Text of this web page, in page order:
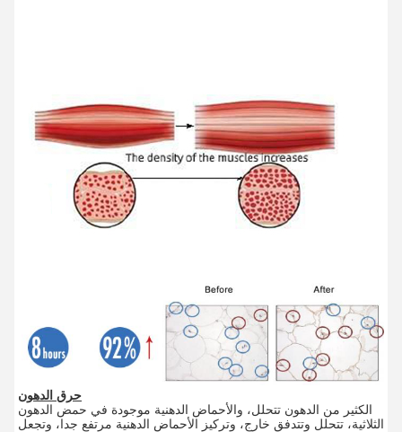
حرق الدهون
الكثير من الدهون تتحلل، والأحماض الدهنية موجودة في حمض الدهون
الثلاثية، تتحلل وتتدفق خارج، وتركيز الأحماض الدهنية مرتفع جدا، وتجعل